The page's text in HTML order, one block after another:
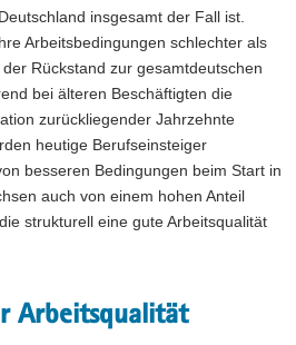
insgesamt der Fall ist.
Arbeitsbedingungen schlechter als
Rückstand zur gesamtdeutschen
bei älteren Beschäftigten die
zurückliegender Jahrzehnte
heutige Berufseinsteiger
besseren Bedingungen beim Start in
auch von einem hohen Anteil
strukturell eine gute Arbeitsqualität
Arbeitsqualität